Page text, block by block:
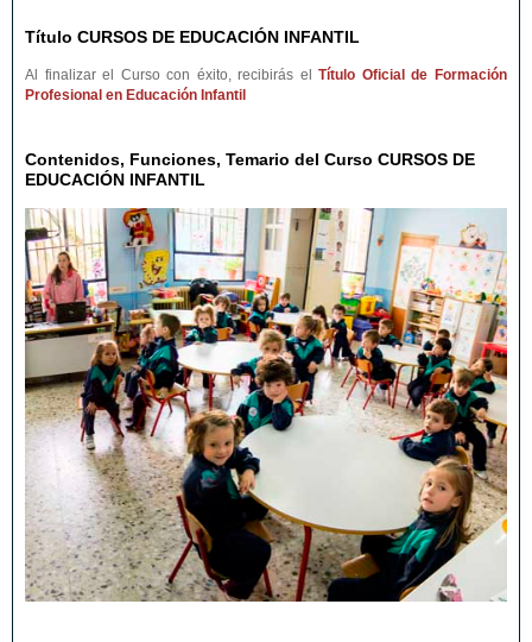
Título CURSOS DE EDUCACIÓN INFANTIL
Al finalizar el Curso con éxito, recibirás elTítulo Oficial de Formación
Profesional en Educación Infantil
Contenidos, Funciones, Temario del Curso CURSOS DE
EDUCACIÓN INFANTIL